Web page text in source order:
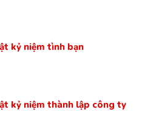
kỷ niệm tình bạn
kỷ niệm thành lập công ty